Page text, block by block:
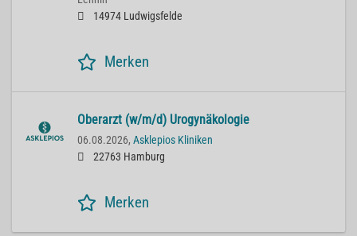
14974 Ludwigsfelde
Merken
Oberarzt (w/m/d) Urogynäkologie
06.08.2026, Asklepios Kliniken
22763 Hamburg
Merken